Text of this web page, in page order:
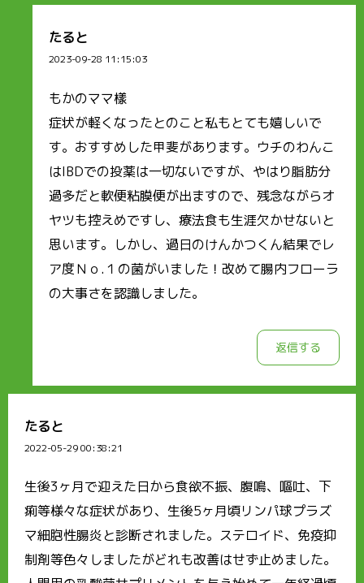
たると
2023-09-28 11:15:03
もかのママ樣
症状が軽くなったとのこと私もとても嬉しいで
す。おすすめした甲斐があります。ウチのわんこ
はIBDでの投薬は一切ないですが、やはり脂肪分
過多だと軟便粘膜便が出ますので、残念ながらオ
ヤツも控えめですし、療法食も生涯欠かせないと
思います。しかし、過日のけんかつくん結果でレ
ア度Ｎｏ.１の菌がいました！改めて腸内フローラ
の大事さを認識しました。
返信する
たると
2022-05-29 00:38:21
生後3ヶ月で迎えた日から食欲不振、腹鳴、嘔吐、下
痢等様々な症状があり、生後5ヶ月頃リンパ球プラズ
マ細胞性腸炎と診断されました。ステロイド、免疫抑
制剤等色々しましたがどれも改善はせず止めました。